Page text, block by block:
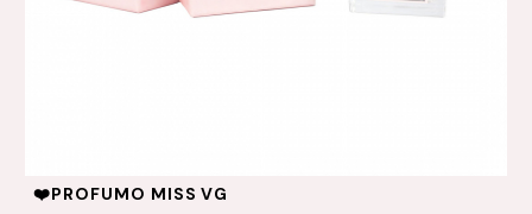
❤️PROFUMO MISS VG